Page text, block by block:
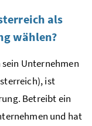
als
wählen?
Unternehmen
ist
Betreibt ein
und hat